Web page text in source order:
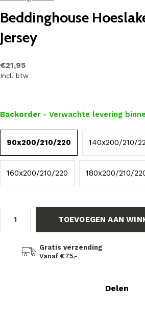
Beddinghouse
Jersey
€21,95
Incl. btw
Backorder - Verwachte levering
90x200/210/220 140x200/210/
160x200/210/220 180x200/210/
TOEVOEGEN AAN
Gratis verzending
Vanaf €75,-
Delen